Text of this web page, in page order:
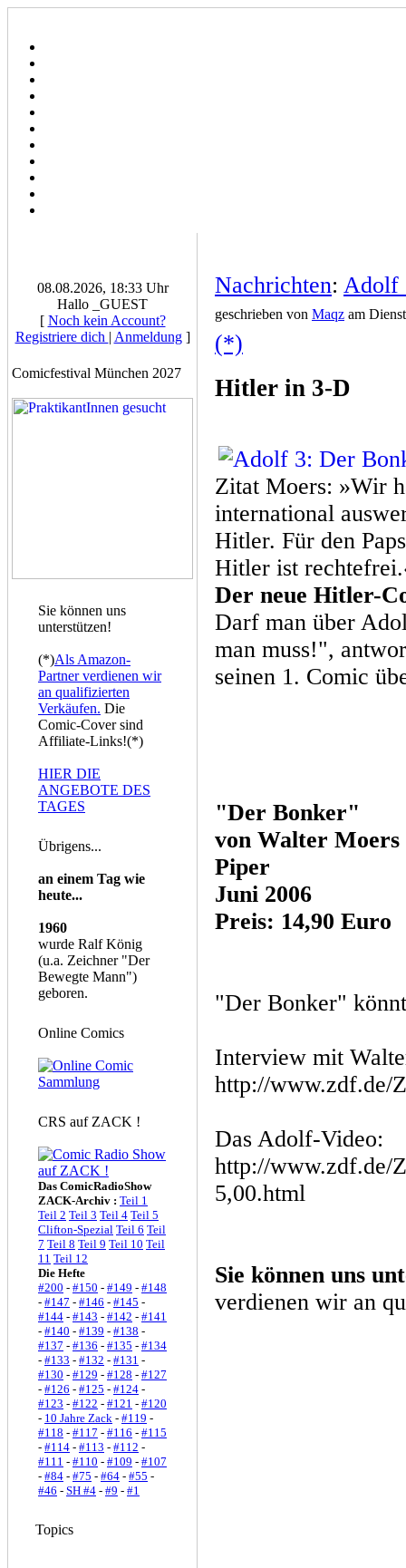
08.08.2026, 18:33 Uhr
Hallo _GUEST
[ Noch kein Account?
Registriere dich | Anmeldung]
Comicfestival München 2027
Sie können uns
unterstützen!
(*)Als Amazon-
Partner verdienen wir
an qualifizierten
Verkäufen. Die
Comic-Cover sind
Affiliate-Links!(*)
HIER DIE
ANGEBOTE DES
TAGES
Übrigens...
an einem Tag wie
heute...
1960
wurde Ralf König
(u.a. Zeichner "Der
Bewegte Mann")
geboren.
Online Comics
CRS auf ZACK !
Das ComicRadioShow
ZACK-Archiv : Teil 1
Teil 2 Teil 3 Teil 4 Teil 5
Clifton-Spezial Teil 6 Teil
7 Teil 8 Teil 9 Teil 10 Teil
11 Teil 12
Die Hefte
#200 - #150 - #149 - #148
- #147 - #146 - #145 -
#144 - #143 - #142 - #141
- #140 - #139 - #138 -
#137 - #136 - #135 - #134
- #133 - #132 - #131 -
#130 - #129 - #128 - #127
- #126 - #125 - #124 -
#123 - #122 - #121 - #120
- 10 Jahre Zack - #119 -
#118 - #117 - #116 - #115
- #114 - #113 - #112 -
#111 - #110 - #109 - #107
- #84 - #75 - #64 - #55 -
#46 - SH #4 - #9 - #1
Topics
Nachrichten: Adolf
geschrieben von Maqz am
(*)
Hitler in 3-D
Zitat Moers: »Wir
international
Hitler. Für den
Hitler ist
Der neue Hitler-
Darf man über
man muss!",
seinen 1. Comic
"Der Bonker"
von Walter Moers
Piper
Juni 2006
Preis: 14,90 Euro
"Der Bonker"
Interview mit
http://www.zdf.de/
Das Adolf-Video:
http://www.zdf.de/
5,00.html
Sie können uns
verdienen wir an